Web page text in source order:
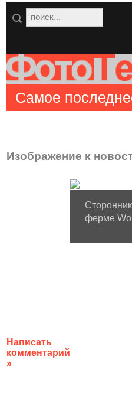
Самое
Изображение к
Написать
комментарий
»
ферме